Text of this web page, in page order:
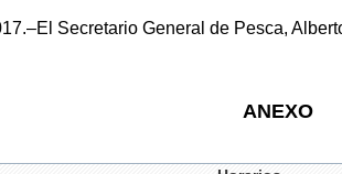
Secretario General de Pesca,
ANEXO